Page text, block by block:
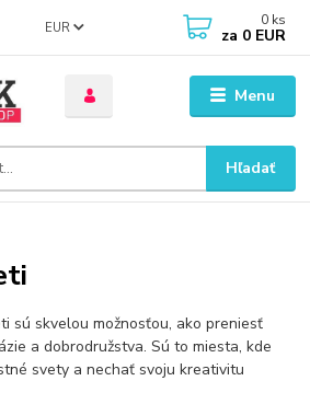
Menu
EUR
Hľadať
0 ks
za 0 EUR
sú skvelou možnosťou, ako preniesť
a dobrodružstva. Sú to miesta, kde
svety a nechať svoju kreativitu